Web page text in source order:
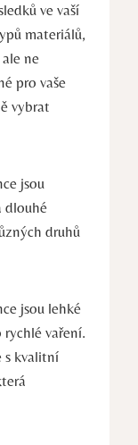
ve vaší
materiálů,
ne
pro vaše
vybrat
jsou
dlouhé
druhů
jsou lehké
vaření.
s kvalitní